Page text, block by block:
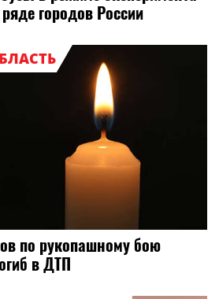
городов России
по рукопашному бою
в ДТП